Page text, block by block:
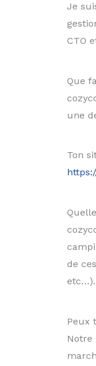
Je
CTO
Que
une
Ton
de ces
etc…).
Peux
Notre